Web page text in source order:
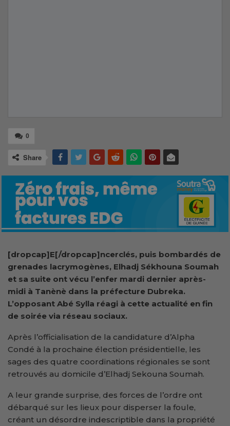
0
Share
[dropcap]E[/dropcap]ncerclés, puis bombardés de
grenades lacrymogènes, Elhadj Sékhouna Soumah
et sa suite ont vécu l’enfer mardi dernier après-
midi à Tanènè dans la préfecture Dubreka.
L’opposant Abé Sylla réagi à cette actualité en fin
de soirée via réseau sociaux.
Après l’officialisation de la candidature d’Alpha
Condé à la prochaine élection présidentielle, les
sages des quatre coordinations régionales se sont
retrouvés au domicile d’Elhadj Sekouna Soumah.
A leur grande surprise, des forces de l’ordre ont
débarqué sur les lieux pour disperser la foule,
créant un désordre indescriptible dans la propriété